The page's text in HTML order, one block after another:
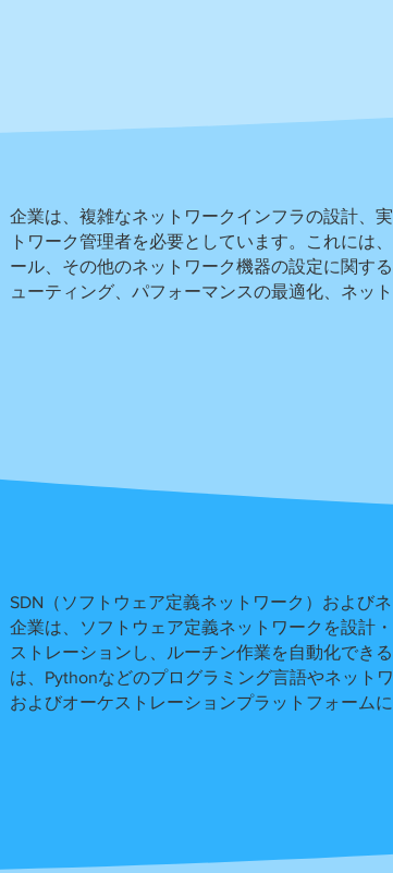
企業は、複雑なネットワークインフラの設計、
トワーク管理者を必要としています。これには
ール、その他のネットワーク機器の設定に関す
ューティング、パフォーマンスの最適化、ネッ
SDN（ソフトウェア定義ネットワーク）および
企業は、ソフトウェア定義ネットワークを設計
ストレーションし、ルーチン作業を自動化でき
は、Pythonなどのプログラミング言語やネット
およびオーケストレーションプラットフォーム